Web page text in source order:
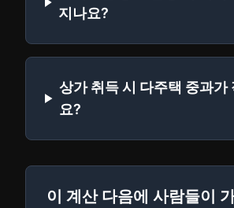
지나요?
상가 취득 시 다주택 중과가
요?
이 계산 다음에 사람들이